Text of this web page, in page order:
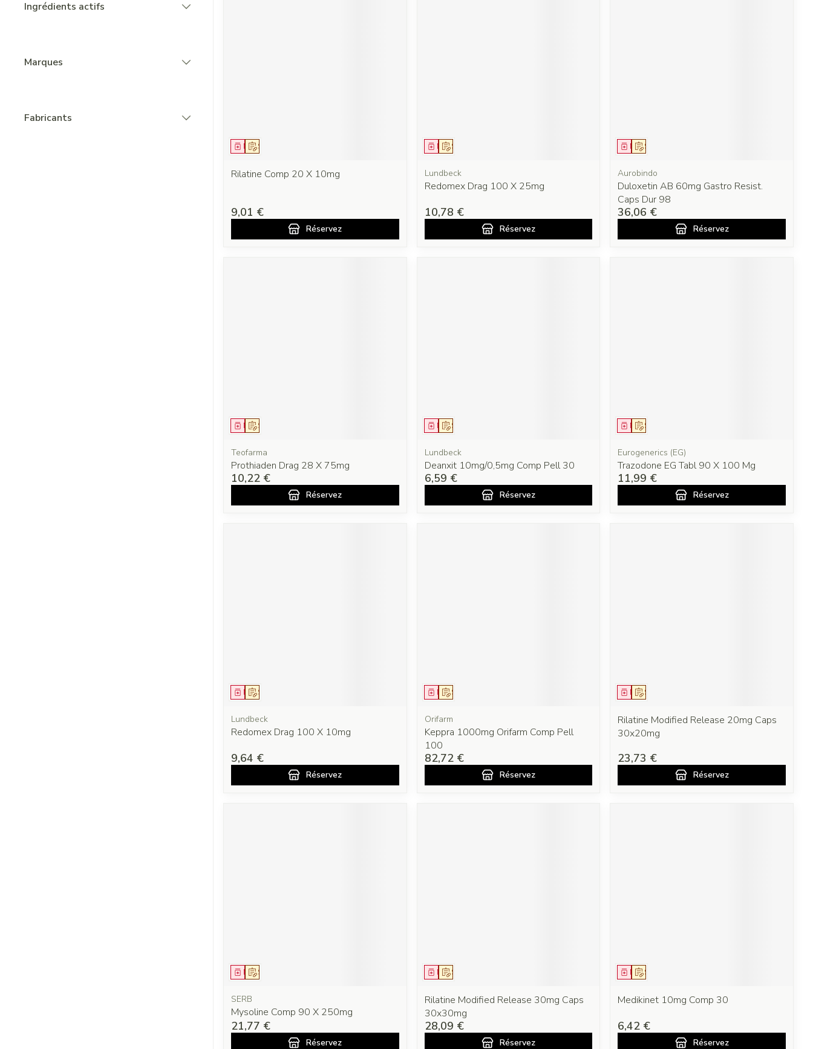
Ingrédients actifs
Marques
Fabricants
Sur prescription
Médicament
Rilatine Comp 20 X 10mg
9,01 €
Réservez
Sur prescription
Médicament
Lundbeck
Redomex Drag 100 X 25mg
10,78 €
Réservez
Sur prescription
Médicament
Aurobindo
Duloxetin AB 60mg Gastro Resist.
Caps Dur 98
36,06 €
Réservez
Sur prescription
Médicament
Teofarma
Prothiaden Drag 28 X 75mg
10,22 €
Réservez
Sur prescription
Médicament
Lundbeck
Deanxit 10mg/0,5mg Comp Pell 30
6,59 €
Réservez
Sur prescription
Médicament
Eurogenerics (EG)
Trazodone EG Tabl 90 X 100 Mg
11,99 €
Réservez
Sur prescription
Médicament
Lundbeck
Redomex Drag 100 X 10mg
9,64 €
Réservez
Sur prescription
Médicament
Orifarm
Keppra 1000mg Orifarm Comp Pell
100
82,72 €
Réservez
Sur prescription
Médicament
Rilatine Modified Release 20mg Caps
30x20mg
23,73 €
Réservez
Sur prescription
Médicament
SERB
Mysoline Comp 90 X 250mg
21,77 €
Réservez
Sur prescription
Médicament
Rilatine Modified Release 30mg Caps
30x30mg
28,09 €
Réservez
Sur prescription
Médicament
Medikinet 10mg Comp 30
6,42 €
Réservez